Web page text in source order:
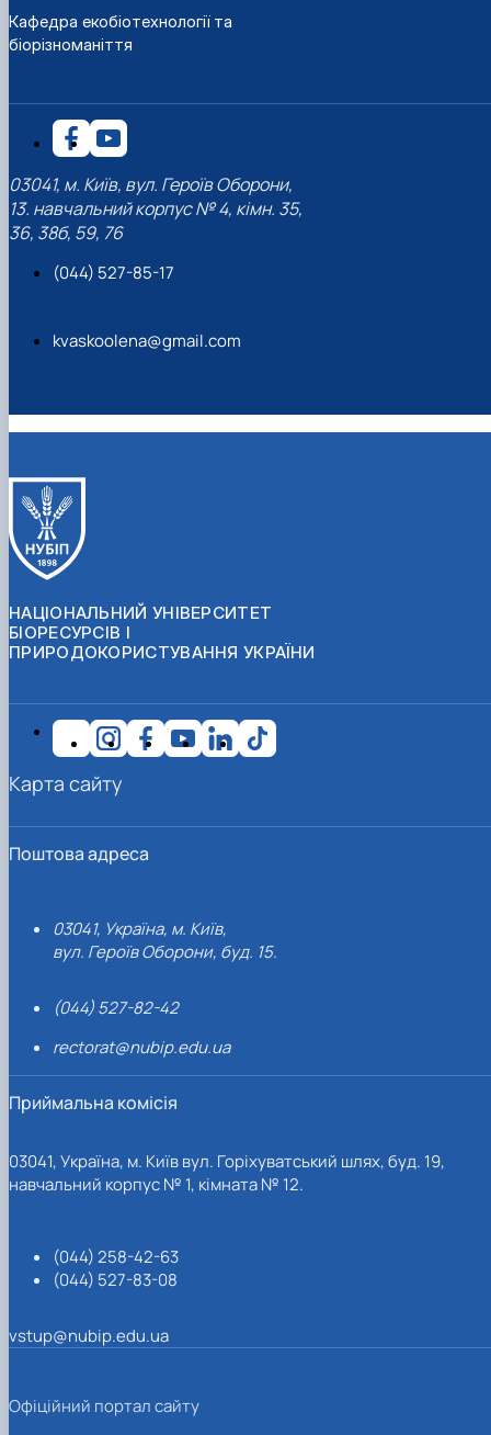
Кафедра екобіотехнології та
біорізноманіття
03041, м. Київ, вул. Героїв Оборони,
13. навчальний корпус № 4, кімн. 35,
36, 38б, 59, 76
(044) 527-85-17
kvaskoolena@gmail.com
НАЦІОНАЛЬНИЙ УНІВЕРСИТЕТ
БІОРЕСУРСІВ І
ПРИРОДОКОРИСТУВАННЯ УКРАЇНИ
Поштова адреса
03041, Україна, м. Київ,
вул. Героїв Оборони, буд. 15.
(044) 527-82-42
rectorat@nubip.edu.ua
Приймальна комісія
03041, Україна, м. Київ вул. Горіхуватський шлях, буд. 19,
навчальний корпус № 1, кімната № 12.
(044) 258-42-63
(044) 527-83-08
vstup@nubip.edu.ua
Карта сайту
Офіційний портал сайту